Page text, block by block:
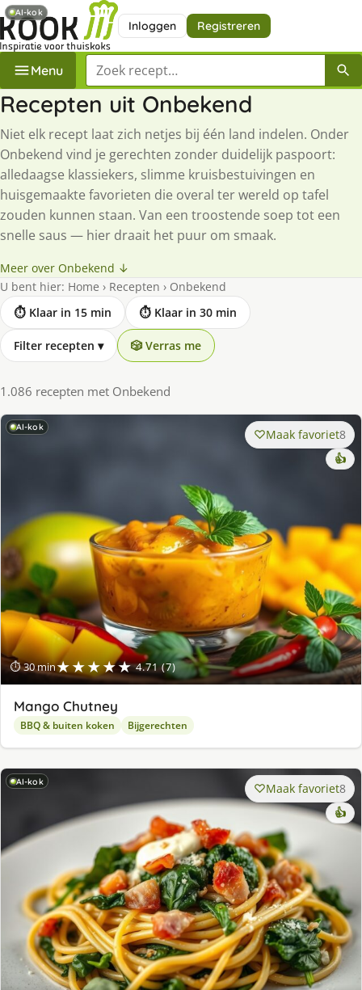
Inloggen Registreren
Menu Zoek een recept
Recepten uit Onbekend
Niet elk recept laat zich netjes bij één land indelen. Onder
Onbekend vind je gerechten zonder duidelijk paspoort:
alledaagse klassiekers, slimme kruisbestuivingen en
huisgemaakte favorieten die overal ter wereld op tafel
zouden kunnen staan. Van een troostende soep tot een
snelle saus — hier draait het puur om smaak.
Meer over Onbekend ↓
U bent hier: Home › Recepten › Onbekend
⏱ Klaar in 15 min
⏱ Klaar in 30 min
Filter recepten ▾ 🎲 Verras me
1.086 recepten met Onbekend
AI-kok
⏱ 30 min★★★★★ 4.71 (7)
Maak favoriet8
👍
Mango Chutney
BBQ & buiten koken Bijgerechten
AI-kok Maak favoriet8
👍
AI-kok